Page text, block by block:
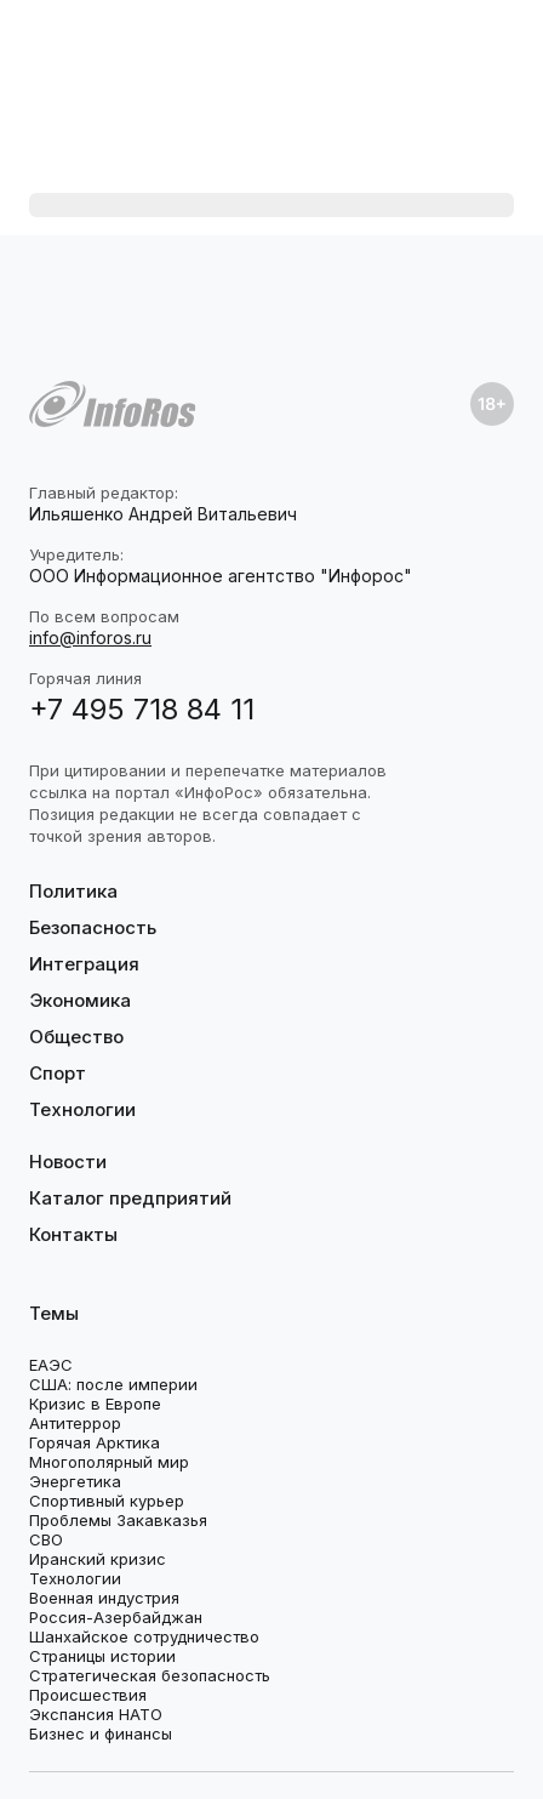
Главный редактор:
Ильяшенко Андрей Витальевич
Учредитель:
ООО Информационное агентство "Инфорос"
По всем вопросам
info@inforos.ru
Горячая линия
+7 495 718 84 11
При цитировании и перепечатке материалов
ссылка на портал «ИнфоРос» обязательна.
Позиция редакции не всегда совпадает с
точкой зрения авторов.
Политика
Безопасность
Интеграция
Экономика
Общество
Спорт
Технологии
Новости
Каталог предприятий
Контакты
Темы
ЕАЭС
США: после империи
Кризис в Европе
Антитеррор
Горячая Арктика
Многополярный мир
Энергетика
Спортивный курьер
Проблемы Закавказья
СВО
Иранский кризис
Технологии
Военная индустрия
Россия-Азербайджан
Шанхайское сотрудничество
Страницы истории
Стратегическая безопасность
Происшествия
Экспансия НАТО
Бизнес и финансы